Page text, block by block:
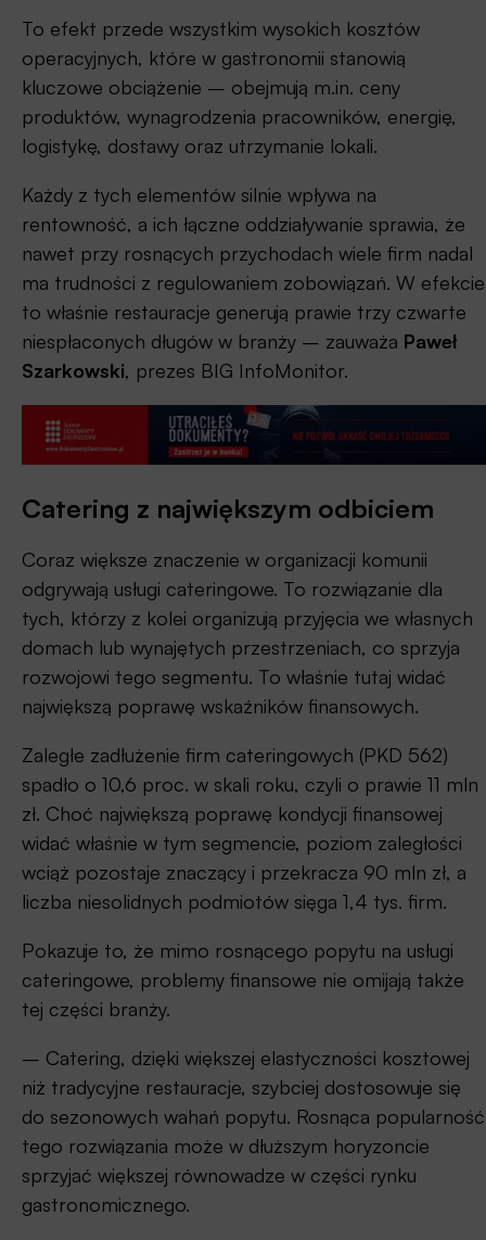
To efekt przede wszystkim wysokich kosztów
operacyjnych, które w gastronomii stanowią
kluczowe obciążenie – obejmują m.in. ceny
produktów, wynagrodzenia pracowników, energię,
logistykę, dostawy oraz utrzymanie lokali.
Każdy z tych elementów silnie wpływa na
rentowność, a ich łączne oddziaływanie sprawia, że
nawet przy rosnących przychodach wiele firm nadal
ma trudności z regulowaniem zobowiązań. W efekcie
to właśnie restauracje generują prawie trzy czwarte
niespłaconych długów w branży – zauważa Paweł
Szarkowski, prezes BIG InfoMonitor.
Catering z największym odbiciem
Coraz większe znaczenie w organizacji komunii
odgrywają usługi cateringowe. To rozwiązanie dla
tych, którzy z kolei organizują przyjęcia we własnych
domach lub wynajętych przestrzeniach, co sprzyja
rozwojowi tego segmentu. To właśnie tutaj widać
największą poprawę wskaźników finansowych.
Zaległe zadłużenie firm cateringowych (PKD 562)
spadło o 10,6 proc. w skali roku, czyli o prawie 11 mln
zł. Choć największą poprawę kondycji finansowej
widać właśnie w tym segmencie, poziom zaległości
wciąż pozostaje znaczący i przekracza 90 mln zł, a
liczba niesolidnych podmiotów sięga 1,4 tys. firm.
Pokazuje to, że mimo rosnącego popytu na usługi
cateringowe, problemy finansowe nie omijają także
tej części branży.
– Catering, dzięki większej elastyczności kosztowej
niż tradycyjne restauracje, szybciej dostosowuje się
do sezonowych wahań popytu. Rosnąca popularność
tego rozwiązania może w dłuższym horyzoncie
sprzyjać większej równowadze w części rynku
gastronomicznego.